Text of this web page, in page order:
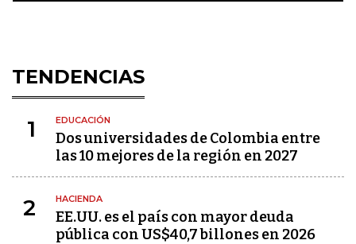
TENDENCIAS
1 EDUCACIÓN
Dos universidades de Colombia entre
las 10 mejores de la región en 2027
2 HACIENDA
EE.UU. es el país con mayor deuda
pública con US$40,7 billones en 2026